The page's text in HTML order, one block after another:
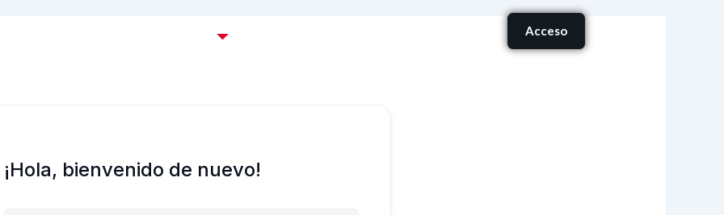
Acceso
¡Hola, bienvenido de nuevo!